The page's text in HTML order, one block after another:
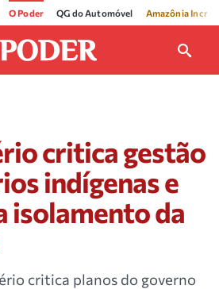
O Poder QG do Automóvel Amazônia
critica gestão
indígenas e
isolamento da
critica planos do governo